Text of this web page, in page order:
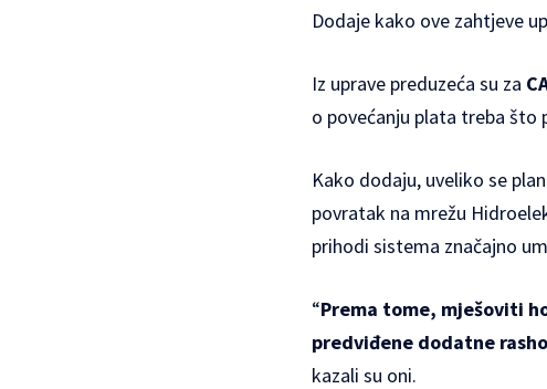
Dodaje kako ove zahtjeve
Iz uprave preduzeća su za
o povećanju plata treba što
Kako dodaju, uveliko se
povratak na mrežu
prihodi sistema značajno
“Prema tome, mješoviti
predviđene dodatne
kazali su oni.